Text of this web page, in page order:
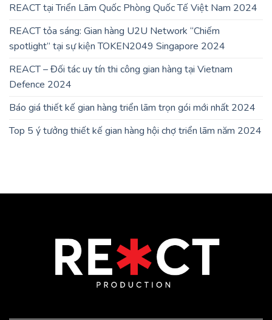
REACT tại Triển Lãm Quốc Phòng Quốc Tế Việt Nam 2024
REACT tỏa sáng: Gian hàng U2U Network “Chiếm
spotlight” tại sự kiện TOKEN2049 Singapore 2024
REACT – Đối tác uy tín thi công gian hàng tại Vietnam
Defence 2024
Báo giá thiết kế gian hàng triển lãm trọn gói mới nhất 2024
Top 5 ý tưởng thiết kế gian hàng hội chợ triển lãm năm 2024